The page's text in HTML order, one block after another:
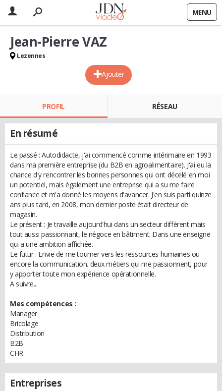
MENU
Ajouter
Jean-Pierre VAZ
Lezennes
PROFIL RÉSEAU
En résumé
Le passé : Autodidacte, j'ai commencé comme intérimaire en 1993
dans ma première entreprise (du B2B en agroalimentaire). J'ai eu la
chance d'y rencontrer les bonnes personnes qui ont décelé en moi
un potentiel, mais également une entreprise qui a su me faire
confiance et m'a donné les moyens d'avancer. J'en suis parti quinze
ans plus tard, en 2008, mon dernier poste était directeur de
magasin.
Le présent : Je travaille aujourd'hui dans un secteur différent mais
tout aussi passionnant, le négoce en bâtiment. Dans une enseigne
qui a une ambition affichée.
Le futur : Envie de me tourner vers les ressources humaines ou
encore la communication. deux métiers qui me passionnent, pour
y apporter toute mon expérience opérationnelle.
A suivre...
Mes compétences :
Manager
Bricolage
Distribution
B2B
CHR
Entreprises